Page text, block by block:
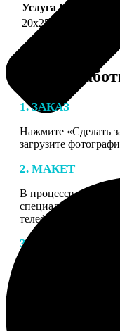
Услуга Цена, руб.
20х25
Этапы
1. ЗАКАЗ
Нажмите «Сделать
загрузите
2. МАКЕТ
В процессе
специалисты могут
телефону или email
3.
получите